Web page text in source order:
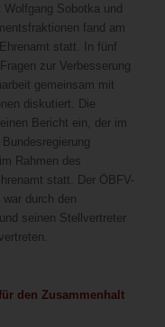
Sobotka und
fand am
statt. In fünf
zur Verbesserung
gemeinsam mit
diskutiert. Die
Bericht ein, der im
Rahmen des
statt. Der ÖBFV-
durch den
seinen Stellvertreter
den Zusammenhalt